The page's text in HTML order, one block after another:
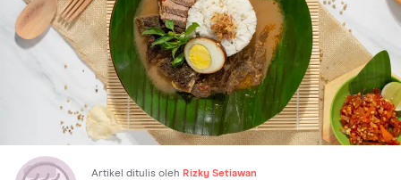
Artikel ditulis oleh Rizky Setiawan